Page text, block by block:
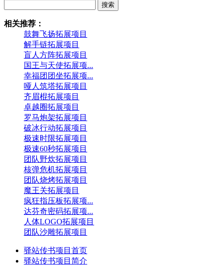
搜索
相关推荐：
鼓舞飞扬拓展项目
解手链拓展项目
盲人方阵拓展项目
国王与天使拓展项...
幸福团团坐拓展项...
哑人筑塔拓展项目
齐眉棍拓展项目
卓越圈拓展项目
罗马炮架拓展项目
破冰行动拓展项目
极速时限拓展项目
极速60秒拓展项目
团队野炊拓展项目
核弹危机拓展项目
团队烧烤拓展项目
魔王关拓展项目
疯狂指压板拓展项...
达芬奇密码拓展项...
人体LOGO拓展项目
团队沙雕拓展项目
驿站传书项目首页
驿站传书项目简介